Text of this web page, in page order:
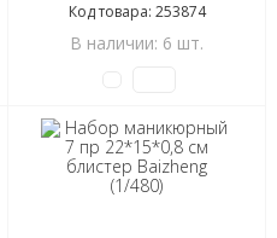
Код товара: 253874
В наличии: 6 шт.